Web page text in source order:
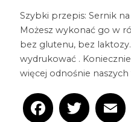
Szybki przepis: Sernik
Możesz wykonać go w
bez glutenu, bez
wydrukować .
więcej odnośnie